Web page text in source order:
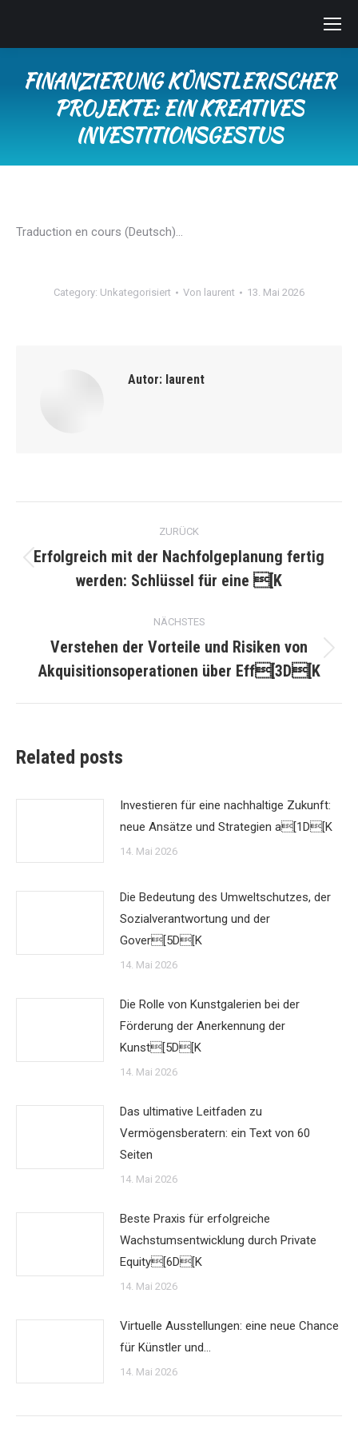
FINANZIERUNG KÜNSTLERISCHER
PROJEKTE: EIN KREATIVES
INVESTITIONSGESTUS
Traduction en cours (Deutsch)…
Category: Unkategorisiert Von laurent 13. Mai 2026
Autor: laurent
Kommentarnavigation
ZURÜCK
Vorheriger
Beitrag:
Erfolgreich mit der Nachfolgeplanung fertig
werden: Schlüssel für eine [K
NÄCHSTES
Beitrag:
Verstehen der Vorteile und Risiken von
Akquisitionsoperationen über Eff[3D[K
Related posts
Investieren für eine nachhaltige Zukunft:
neue Ansätze und Strategien a[1D[K
14. Mai 2026
Die Bedeutung des Umweltschutzes, der
Sozialverantwortung und der
Gover[5D[K
14. Mai 2026
Die Rolle von Kunstgalerien bei der
Förderung der Anerkennung der
Kunst[5D[K
14. Mai 2026
Das ultimative Leitfaden zu
Vermögensberatern: ein Text von 60
Seiten
14. Mai 2026
Beste Praxis für erfolgreiche
Wachstumsentwicklung durch Private
Equity[6D[K
14. Mai 2026
Virtuelle Ausstellungen: eine neue Chance
für Künstler und…
14. Mai 2026